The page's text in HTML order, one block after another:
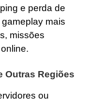
e perda de
mais
missões
Outras Regiões
ou